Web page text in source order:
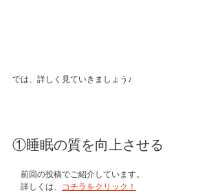
では、詳しく見ていきましょう♪
①睡眠の質を向上させる
⁡　前回の投稿でご紹介しています。
詳しくは、 コチラ⁡をクリック！